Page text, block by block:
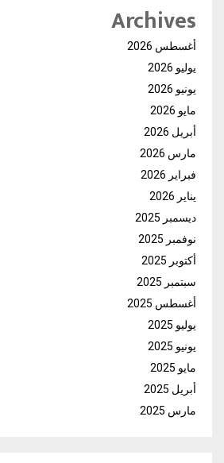
Archives
أغسطس 2026
يوليو 2026
يونيو 2026
مايو 2026
أبريل 2026
مارس 2026
فبراير 2026
يناير 2026
ديسمبر 2025
نوفمبر 2025
أكتوبر 2025
سبتمبر 2025
أغسطس 2025
يوليو 2025
يونيو 2025
مايو 2025
أبريل 2025
مارس 2025